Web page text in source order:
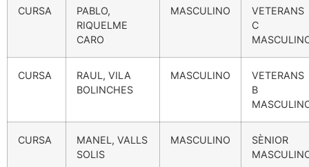
CURSA
PABLO,
RIQUELME
CARO
MASCULINO
VETERANS
C
CURSA
RAUL, VILA
BOLINCHES
MASCULINO
VETERANS
B
CURSA
MANEL, VALLS
SOLIS
MASCULINO
SÈNIOR